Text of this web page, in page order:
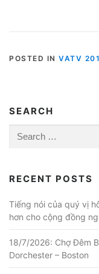
POSTED IN VATV
SEARCH
for:
RECENT POSTS
Tiếng nói của quý vị
hơn cho cộng đồng
18/7/2026: Chợ Đêm
Dorchester – Boston